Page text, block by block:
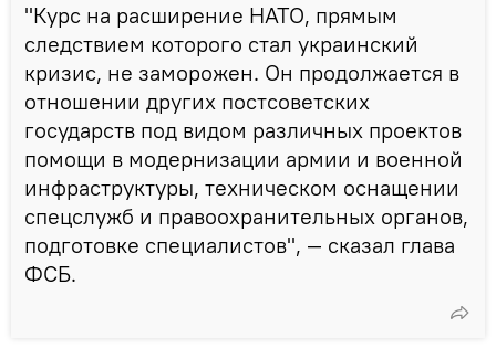
"Курс на расширение НАТО, прямым
следствием которого стал украинский
кризис, не заморожен. Он продолжается в
отношении других постсоветских
государств под видом различных проектов
помощи в модернизации армии и военной
инфраструктуры, техническом оснащении
спецслужб и правоохранительных органов,
подготовке специалистов", — сказал глава
ФСБ.